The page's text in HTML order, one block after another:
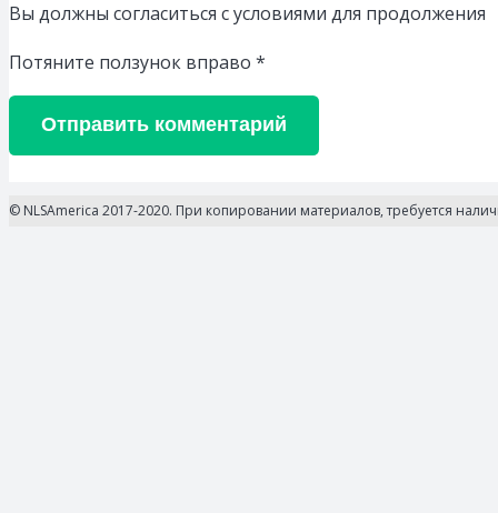
Вы должны согласиться с условиями для продолжения
Потяните ползунок вправо *
Отправить комментарий
© NLSAmerica 2017-2020. При копировании материалов, требуется